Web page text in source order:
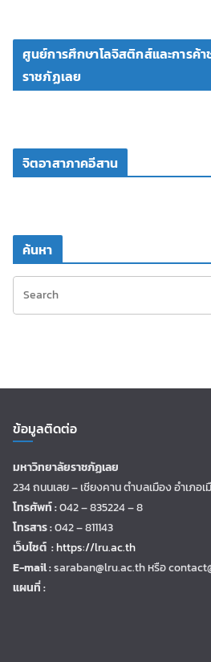
ศูนย์การศึกษาโลจิสติกส์และการค้
ราชภัฏเลย
จิตอาสาภาคอีสาน
ค้นหา
ข้อมูลติดต่อ
มหาวิทยาลัยราชภัฏเลย
234 ถนนเลย – เชียงคาน ตำบลเมือง อำเภอ
โทรศัพท์ :042 – 835224 – 8
โทรสาร :042 – 811143
เว็บไซต์ :https://lru.ac.th
E-mail :saraban@lru.ac.thหรือ
แผนที่ :